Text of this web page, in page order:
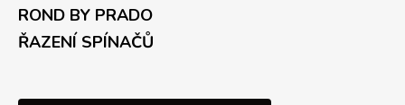
ROND BY PRADO
ŘAZENÍ SPÍNAČŮ